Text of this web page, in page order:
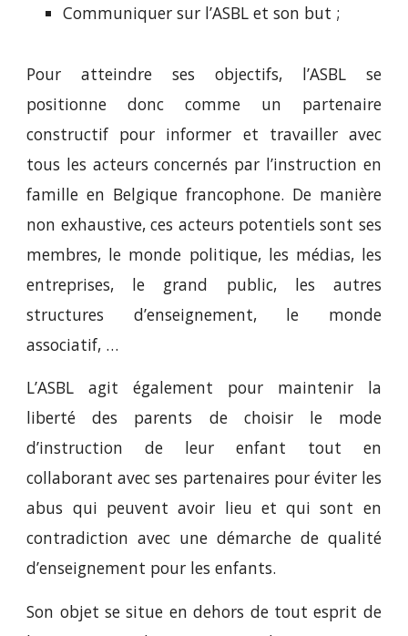
Communiquer sur l’ASBL et son but ;
Pour atteindre ses objectifs, l’ASBL se
positionne donc comme un partenaire
constructif pour informer et travailler avec
tous les acteurs concernés par l’instruction en
famille en Belgique francophone. De manière
non exhaustive, ces acteurs potentiels sont ses
membres, le monde politique, les médias, les
entreprises, le grand public, les autres
structures d’enseignement, le monde
associatif, …
L’ASBL agit également pour maintenir la
liberté des parents de choisir le mode
d’instruction de leur enfant tout en
collaborant avec ses partenaires pour éviter les
abus qui peuvent avoir lieu et qui sont en
contradiction avec une démarche de qualité
d’enseignement pour les enfants.
Son objet se situe en dehors de tout esprit de